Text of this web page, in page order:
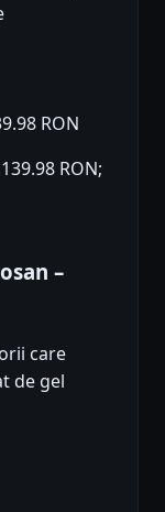
RON
RON;
–
care
de gel